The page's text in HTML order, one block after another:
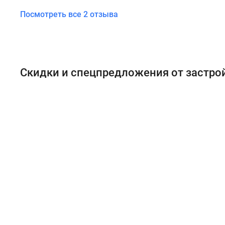
Посмотреть все 2 отзыва
Скидки и спецпредложения от